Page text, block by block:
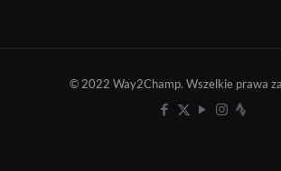
© 2022 Way2Champ. Wszelkie prawa